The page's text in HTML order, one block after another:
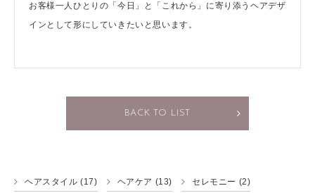
お客様一人ひとりの「今日」と「これから」に寄り添うヘアデザ
インとして形にしていきたいと思います。
BACK TO LIST
ヘアスタイル (17) ヘアケア (13) セレモニー (2)